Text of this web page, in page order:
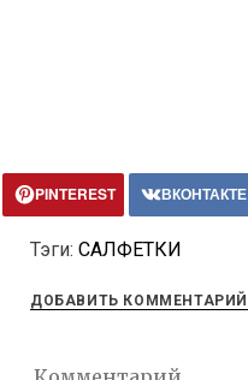
PINTEREST ВКОНТАКТЕ
Тэги: САЛФЕТКИ
ДОБАВИТЬ КОММЕНТАРИЙ